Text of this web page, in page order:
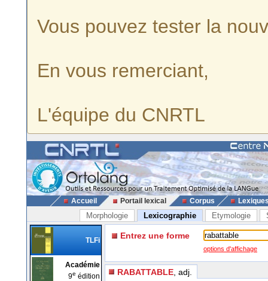
Vous pouvez tester la
En vous remerciant,
L'équipe du CNRTL
Accueil Portail lexical Corpus
Morphologie Lexicographie Etymologie
TLFi
Académie
9e édition
Entrez une forme
options d'affichage
RABATTABLE , adj.